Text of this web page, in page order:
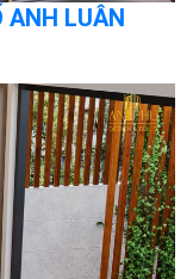
ANH LUÂN